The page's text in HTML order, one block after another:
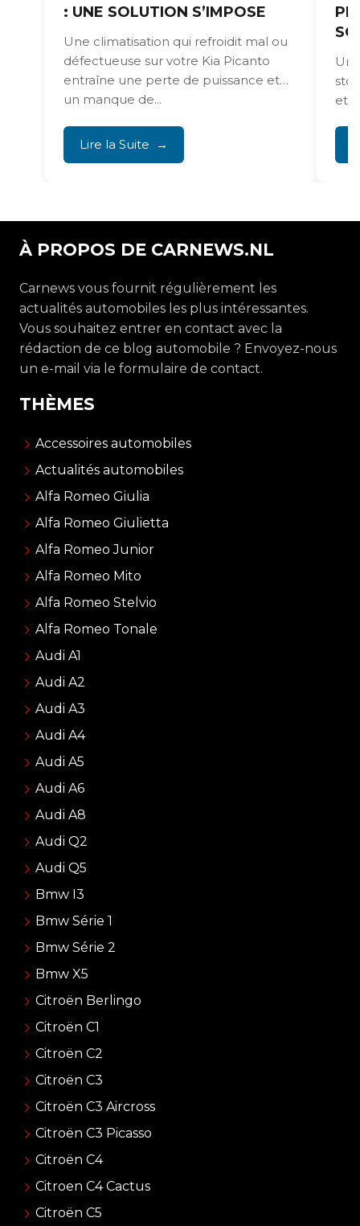
: UNE SOLUTION S’IMPOSE
Une climatisation qui refroidit mal ou
défectueuse sur votre Kia Picanto
entraîne une perte de puissance et
un manque de...
Lire la Suite
et
À PROPOS DE CARNEWS.NL
Carnews vous fournit régulièrement les
actualités automobiles les plus intéressantes.
Vous souhaitez entrer en contact avec la
rédaction de ce blog automobile ? Envoyez-nous
un e-mail via le formulaire de contact.
THÈMES
Accessoires automobiles
Actualités automobiles
Alfa Romeo Giulia
Alfa Romeo Giulietta
Alfa Romeo Junior
Alfa Romeo Mito
Alfa Romeo Stelvio
Alfa Romeo Tonale
Audi A1
Audi A2
Audi A3
Audi A4
Audi A5
Audi A6
Audi A8
Audi Q2
Audi Q5
Bmw I3
Bmw Série 1
Bmw Série 2
Bmw X5
Citroën Berlingo
Citroën C1
Citroën C2
Citroën C3
Citroën C3 Aircross
Citroën C3 Picasso
Citroën C4
Citroen C4 Cactus
Citroën C5